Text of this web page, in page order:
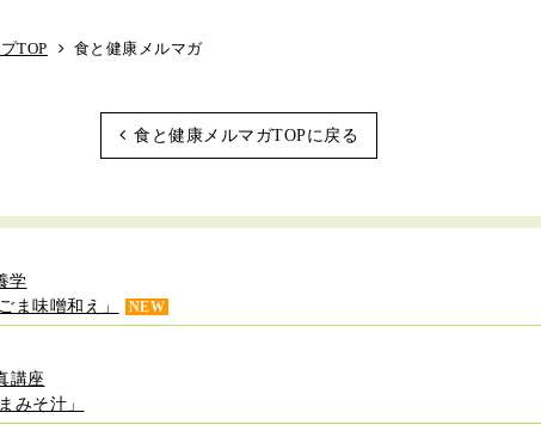
TOP 食と健康メルマガ
食と健康メルマガTOPに戻る
学
ま味噌和え」
NEW
講座
みそ汁」